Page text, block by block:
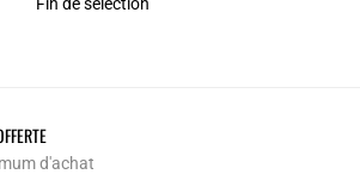
d'achat